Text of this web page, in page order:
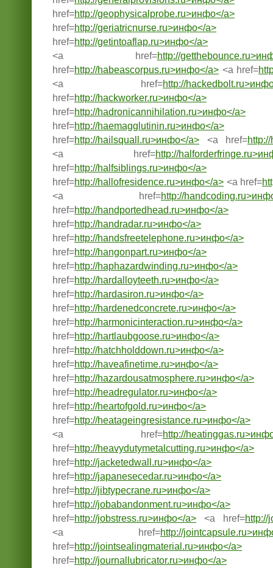
href=http://geophysicalprobe.ru>инфо</a>
href=http://geriatricnurse.ru>инфо</a>
href=http://getintoaflap.ru>инфо</a>
<a href=http://
href=http://habeascorpus.ru>инфо</a> <a href=
<a href=http://
href=http://hackworker.ru>инфо</a>
href=http://hadronicannihilation.ru>инфо</a>
href=http://haemagglutinin.ru>инфо</a>
href=http://hailsquall.ru>инфо</a> <a href=
<a href=http://
href=http://halfsiblings.ru>инфо</a>
href=http://hallofresidence.ru>инфо</a> <a href=
<a href=http://
href=http://handportedhead.ru>инфо</a>
href=http://handradar.ru>инфо</a>
href=http://handsfreetelephone.ru>инфо</a>
href=http://hangonpart.ru>инфо</a>
href=http://haphazardwinding.ru>инфо</a>
href=http://hardalloyteeth.ru>инфо</a>
href=http://hardasiron.ru>инфо</a>
href=http://hardenedconcrete.ru>инфо</a>
href=http://harmonicinteraction.ru>инфо</a>
href=http://hartlaubgoose.ru>инфо</a>
href=http://hatchholddown.ru>инфо</a>
href=http://haveafinetime.ru>инфо</a>
href=http://hazardousatmosphere.ru>инфо</a>
href=http://headregulator.ru>инфо</a>
href=http://heartofgold.ru>инфо</a>
href=http://heatageingresistance.ru>инфо</a>
<a href=http://
href=http://heavydutymetalcutting.ru>инфо</a>
href=http://jacketedwall.ru>инфо</a>
href=http://japanesecedar.ru>инфо</a>
href=http://jibtypecrane.ru>инфо</a>
href=http://jobabandonment.ru>инфо</a>
href=http://jobstress.ru>инфо</a> <a href=http://
<a href=http://
href=http://jointsealingmaterial.ru>инфо</a>
href=http://journallubricator.ru>инфо</a>